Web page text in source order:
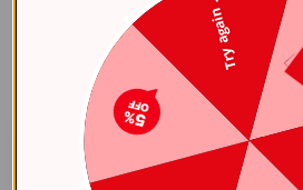
Try again ...